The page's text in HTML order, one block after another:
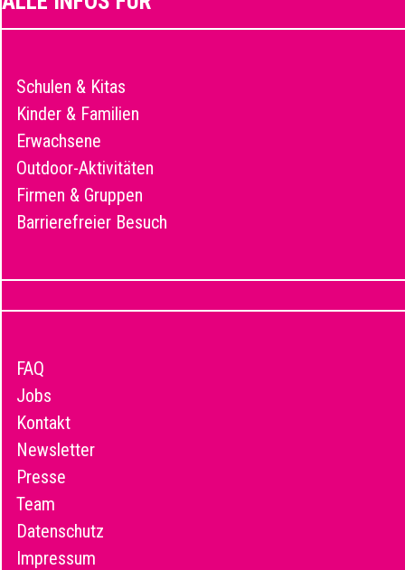
Schulen & Kitas
Kinder & Familien
Erwachsene
Outdoor-Aktivitäten
Firmen & Gruppen
Barrierefreier Besuch
FAQ
Jobs
Kontakt
Newsletter
Presse
Team
Datenschutz
Impressum